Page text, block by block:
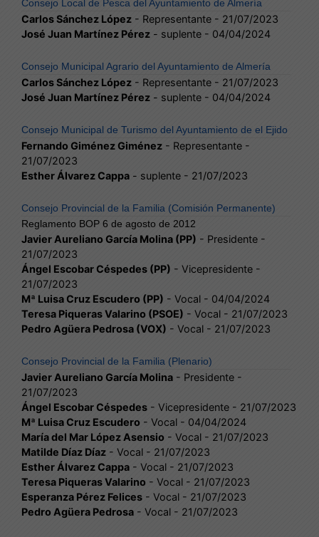
Consejo Local de Pesca del Ayuntamiento de Almería
Carlos Sánchez López - Representante - 21/07/2023
José Juan Martínez Pérez - suplente - 04/04/2024
Consejo Municipal Agrario del Ayuntamiento de Almería
Carlos Sánchez López - Representante - 21/07/2023
José Juan Martínez Pérez - suplente - 04/04/2024
Consejo Municipal de Turismo del Ayuntamiento de el Ejido
Fernando Giménez Giménez - Representante -
21/07/2023
Esther Álvarez Cappa - suplente - 21/07/2023
Consejo Provincial de la Familia (Comisión Permanente)
Reglamento BOP 6 de agosto de 2012
Javier Aureliano García Molina (PP) - Presidente -
21/07/2023
Ángel Escobar Céspedes (PP) - Vicepresidente -
21/07/2023
Mª Luisa Cruz Escudero (PP) - Vocal - 04/04/2024
Teresa Piqueras Valarino (PSOE) - Vocal - 21/07/2023
Pedro Agüera Pedrosa (VOX) - Vocal - 21/07/2023
Consejo Provincial de la Familia (Plenario)
Javier Aureliano García Molina - Presidente -
21/07/2023
Ángel Escobar Céspedes - Vicepresidente - 21/07/2023
Mª Luisa Cruz Escudero - Vocal - 04/04/2024
María del Mar López Asensio - Vocal - 21/07/2023
Matilde Díaz Díaz - Vocal - 21/07/2023
Esther Álvarez Cappa - Vocal - 21/07/2023
Teresa Piqueras Valarino - Vocal - 21/07/2023
Esperanza Pérez Felices - Vocal - 21/07/2023
Pedro Agüera Pedrosa - Vocal - 21/07/2023